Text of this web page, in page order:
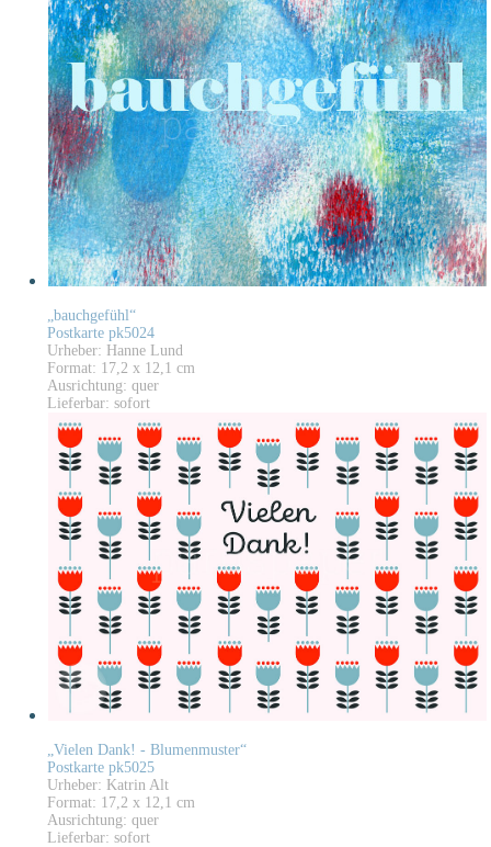
„bauchgefühl“
Postkarte pk5024
Urheber: Hanne Lund
Format: 17,2 x 12,1 cm
Ausrichtung: quer
Lieferbar: sofort
„Vielen Dank! - Blumenmuster“
Postkarte pk5025
Urheber: Katrin Alt
Format: 17,2 x 12,1 cm
Ausrichtung: quer
Lieferbar: sofort